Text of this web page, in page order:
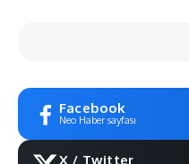
Facebook
Neo Haber sayfası
X / Twitter